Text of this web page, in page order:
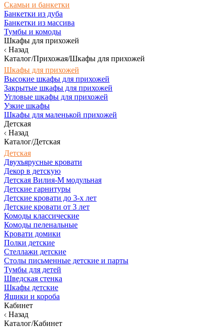
Скамьи и банкетки
Банкетки из дуба
Банкетки из массива
Тумбы и комоды
Шкафы для прихожей
Назад
Каталог/Прихожая/Шкафы для прихожей
Шкафы для прихожей
Высокие шкафы для прихожей
Закрытые шкафы для прихожей
Угловые шкафы для прихожей
Узкие шкафы
Шкафы для маленькой прихожей
Детская
Назад
Каталог/Детская
Детская
Двухъярусные кровати
Декор в детскую
Детская Вилия-М модульная
Детские гарнитуры
Детские кровати до 3-х лет
Детские кровати от 3 лет
Комоды классические
Комоды пеленальные
Кровати домики
Полки детские
Стеллажи детские
Столы письменные детские и парты
Тумбы для детей
Шведская стенка
Шкафы детские
Ящики и короба
Кабинет
Назад
Каталог/Кабинет